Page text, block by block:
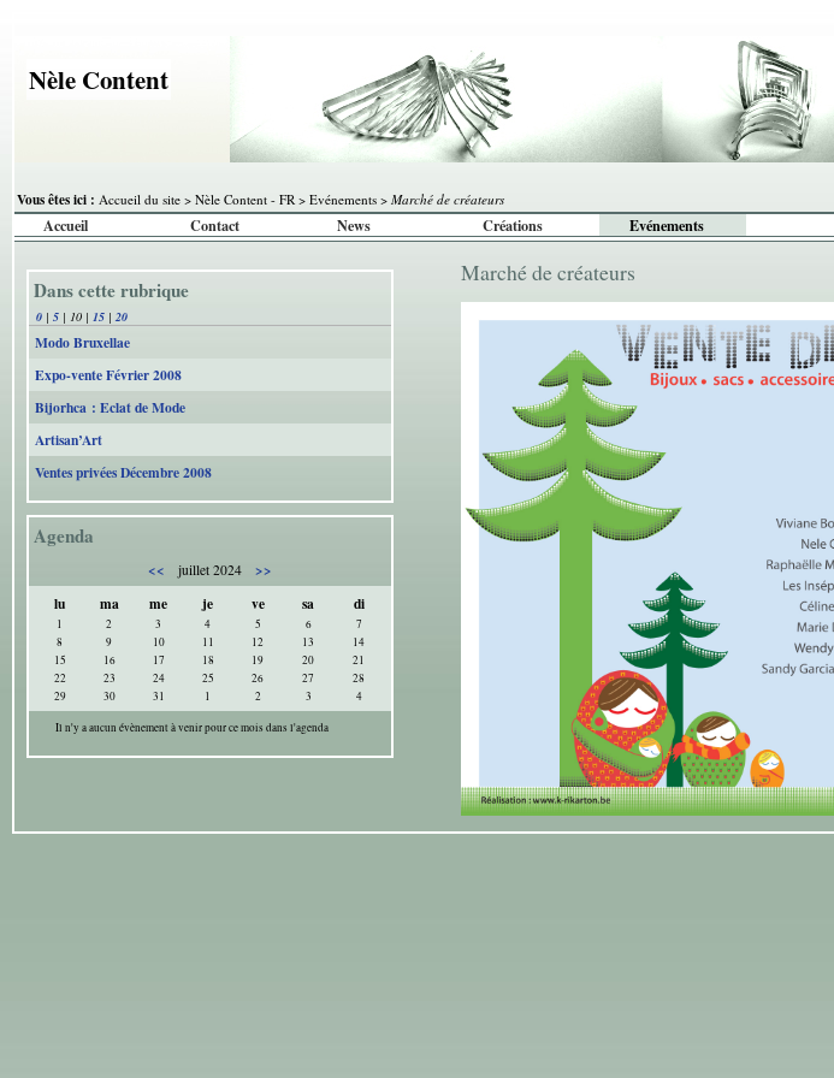
Nèle Content
Vous êtes ici : Accueil du site > Nèle Content - FR > Evénements > Marché de créateurs
Accueil Contact News Créations Evénements
Dans cette rubrique
0 | 5 | 10 | 15 | 20
Modo Bruxellae
Expo-vente Février 2008
Bijorhca : Eclat de Mode
Artisan’Art
Ventes privées Décembre 2008
Agenda
<< juillet 2024
>>
lu
ma me je ve sa di
1 2 3 4 5 6
7
8
9 10 11 12 13
14
15
16 17 18 19 20
21
22
23 24 25 26 27
28
29
30 31 1 2 3
4
Il n'y a aucun évènement à venir pour ce mois dans l'agenda
Marché de créateurs